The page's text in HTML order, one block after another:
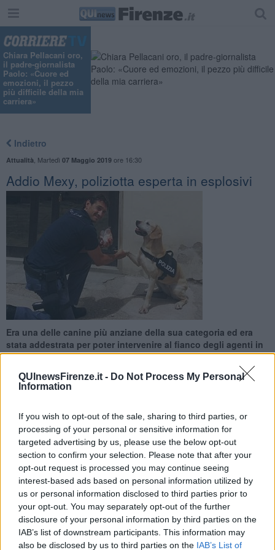
QUInewsFirenze.it - Do Not Process My Personal
Information
If you wish to opt-out of the sale, sharing to third parties, or
processing of your personal or sensitive information for
targeted advertising by us, please use the below opt-out
section to confirm your selection. Please note that after your
opt-out request is processed you may continue seeing
interest-based ads based on personal information utilized by
us or personal information disclosed to third parties prior to
your opt-out. You may separately opt-out of the further
disclosure of your personal information by third parties on the
IAB’s list of downstream participants. This information may
also be disclosed by us to third parties on the IAB’s List of
Chiara Pellacani oro,
il padre-giornalista
Paolo: «Cuore ed
emozioni, il pezzo
più difficile della mia
carriera»
Indietro
Attualità Martedì 07 Maggio 2019ore 16:30
​Addio Mexy, poliziotta esperta in esplosivi
Era una delle canine più anziane della sua categoria ed era
stata addestrata per poter intervenire al fianco degli agenti in
caso di allarme bomba
FIRENZE —Aveva16 anni e mezzouna delle labrador poliziotte
più longeve d'Italia che è morta tra le braccia del suo amico e
conduttore. Dopo l’addestramento, nell'estate del 2006, Mexy era
stata assegnata alla Questura di Firenze. Il fiuto era stato affinato
in fase di addestramento per poter scovare armi ed esplosivi a
fianco del suo compagno, agente del Reparto Cinofili.
Il pensionamento è sopraggiunto nel 2014 dopo diverse operazioni
di antisabotaggio ma era nota anche ai bambini che l'hanno
ammirata durante alcuni eventi organizzati dalla Polizia di Stato.